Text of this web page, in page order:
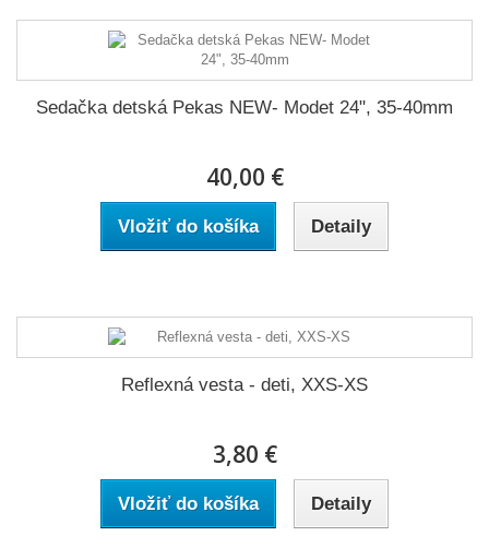
Sedačka detská Pekas NEW- Modet 24", 35-40mm
40,00 €
Vložiť do košíka Detaily
Reflexná vesta - deti, XXS-XS
3,80 €
Vložiť do košíka Detaily